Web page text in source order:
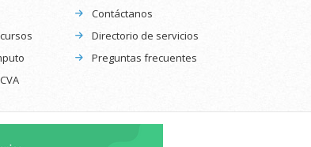
Contáctanos
Directorio de servicios
Preguntas frecuentes